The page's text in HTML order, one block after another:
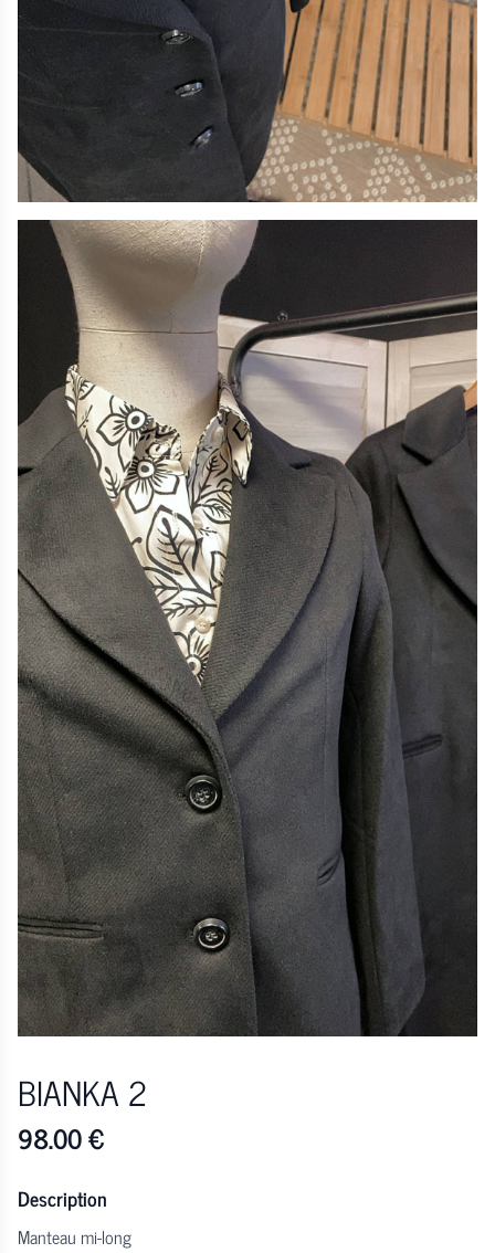
BIANKA 2
98.00€
Description
Manteau mi-long